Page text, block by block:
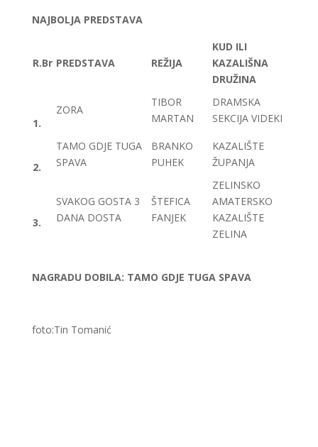
NAJBOLJA PREDSTAVA
R.Br PREDSTAVA REŽIJA
KUD ILI
KAZALIŠNA
DRUŽINA
1.
ZORA
TIBOR
MARTAN
DRAMSKA
SEKCIJA VIDEKI
2.
TAMO GDJE TUGA
SPAVA
BRANKO
PUHEK
KAZALIŠTE
ŽUPANJA
3.
SVAKOG GOSTA 3
DANA DOSTA
ŠTEFICA
FANJEK
ZELINSKO
AMATERSKO
KAZALIŠTE
ZELINA
NAGRADU DOBILA: TAMO GDJE TUGA SPAVA
foto:Tin Tomanić